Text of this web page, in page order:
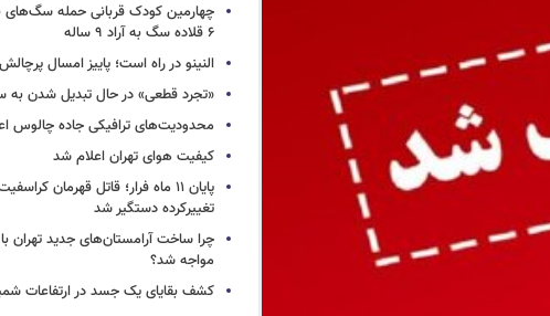
چهارمین کودک قربانی حمله سگ‌های
۶ قلاده سگ به آراد ۹ ساله
النینو در راه است؛ پاییز امسال
«تجرد قطعی» در حال تبدیل شدن
محدودیت‌های ترافیکی جاده چالوس
کیفیت هوای تهران اعلام شد
پایان ۱۱ ماه فرار؛ قاتل قهرمان
تغییرکرده دستگیر شد
چرا ساخت آرامستان‌های جدید تهران
مواجه شد؟
کشف بقایای یک جسد در ارتفاعات